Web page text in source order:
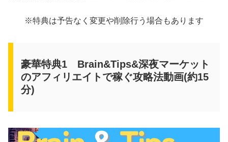
※特典は予告なく変更や削除行う場合もあります
豪華特典1 Brain&Tips&深夜マーケット
のアフィリエイトで稼ぐ攻略法動画(約15
分)